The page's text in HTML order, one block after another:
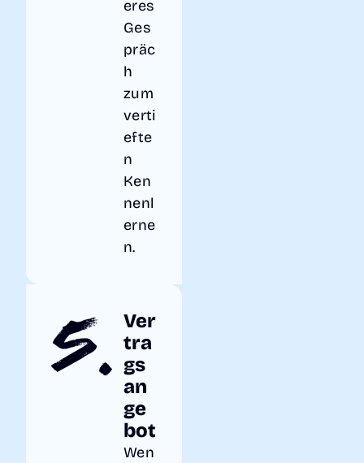
eres
Ges
präc
h
zum
verti
efte
n
Ken
nenl
erne
n.
5. Ver
tra
gs
an
ge
bot
Wen